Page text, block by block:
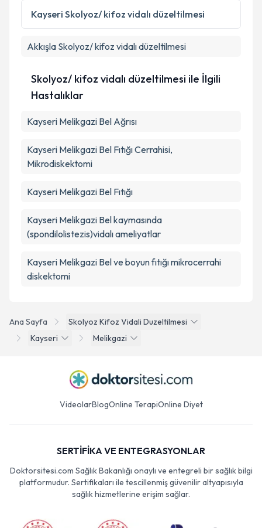
Ana Sayfa
Skolyoz Kifoz Vidali Duzeltilmesi
Kayseri
Melikgazi
Kayseri Skolyoz/ kifoz vidalı düzeltilmesi
Akkışla Skolyoz/ kifoz vidalı düzeltilmesi
Skolyoz/ kifoz vidalı düzeltilmesi ile İlgili
Hastalıklar
Kayseri Melikgazi Bel Ağrısı
Kayseri Melikgazi Bel Fıtığı Cerrahisi,
Mikrodiskektomi
Kayseri Melikgazi Bel Fıtığı
Kayseri Melikgazi Bel kaymasında
(spondilolistezis)vidalı ameliyatlar
Kayseri Melikgazi Bel ve boyun fıtığı mikrocerrahi
diskektomi
VideolarBlogOnline TerapiOnline Diyet
SERTİFİKA VE ENTEGRASYONLAR
Doktorsitesi.com Sağlık Bakanlığı onaylı ve entegreli bir sağlık bilgi
platformudur. Sertifikaları ile tescillenmiş güvenilir altyapısıyla
sağlık hizmetlerine erişim sağlar.